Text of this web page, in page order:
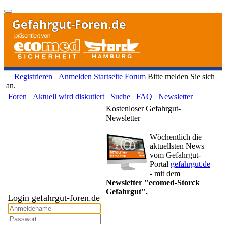
Gefahrgut-Foren.de
Registrieren Anmelden Startseite Forum Bitte melden Sie sich
an.
Foren
Aktuell wird diskutiert Suche FAQ Newsletter
Login gefahrgut-foren.de
Kostenloser Gefahrgut-
Newsletter
Wöchentlich die
aktuellsten News
vom Gefahrgut-
Portal gefahrgut.de
- mit dem
Newsletter "ecomed-Storck
Gefahrgut".